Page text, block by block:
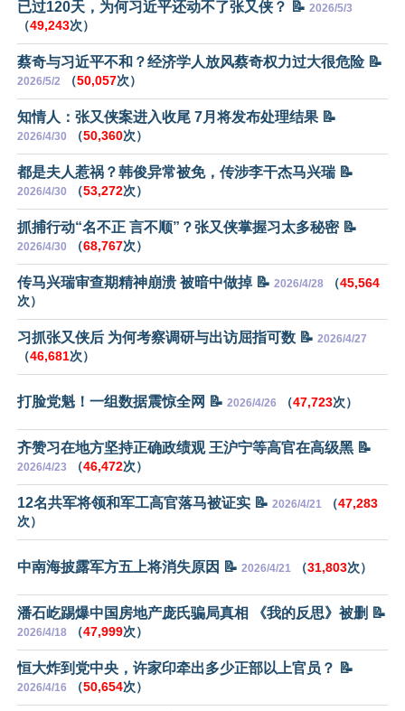
已过120天，为何习近平还动不了张又侠？ 📝 2026/5/3
（49,243次）
蔡奇与习近平不和？经济学人放风蔡奇权力过大很危险 📝
2026/5/2 （50,057次）
知情人：张又侠案进入收尾 7月将发布处理结果 📝
2026/4/30 （50,360次）
都是夫人惹祸？韩俊异常被免，传涉李干杰马兴瑞 📝
2026/4/30 （53,272次）
抓捕行动“名不正 言不顺”？张又侠掌握习太多秘密 📝
2026/4/30 （68,767次）
传马兴瑞审查期精神崩溃 被暗中做掉 📝 2026/4/28 （45,564
次）
习抓张又侠后 为何考察调研与出访屈指可数 📝 2026/4/27
（46,681次）
打脸党魁！一组数据震惊全网 📝 2026/4/26 （47,723次）
齐赞习在地方坚持正确政绩观 王沪宁等高官在高级黑 📝
2026/4/23 （46,472次）
12名共军将领和军工高官落马被证实 📝 2026/4/21 （47,283
次）
中南海披露军方五上将消失原因 📝 2026/4/21 （31,803次）
潘石屹踢爆中国房地产庞氏骗局真相 《我的反思》被删 📝
2026/4/18 （47,999次）
恒大炸到党中央，许家印牵出多少正部以上官员？ 📝
2026/4/16 （50,654次）